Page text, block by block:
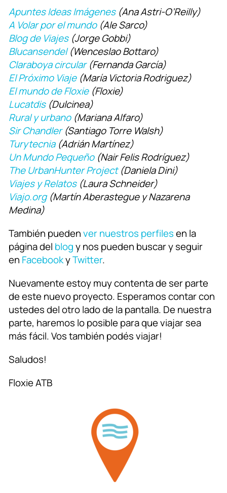
Apuntes Ideas Imágenes(Ana Astri-O’Reilly)
A Volar por el mundo(Ale Sarco)
Blog de Viajes(Jorge Gobbi)
Blucansendel(Wenceslao Bottaro)
Claraboya circular(Fernanda García)
El Próximo Viaje(María Victoria Rodriguez)
El mundo de Floxie(Floxie)
Lucatdis(Dulcinea)
Rural y urbano(Mariana Alfaro)
Sir Chandler(Santiago Torre Walsh)
Turytecnia(Adrián Martínez)
Un Mundo Pequeño(Nair Felis Rodríguez)
The UrbanHunter Project(Daniela Dini)
Viajes y Relatos(Laura Schneider)
Viajo.org(Martín Aberastegue y Nazarena
Medina)
También puedenver nuestros perfilesen la
página del blogy nos pueden buscar y seguir
en FacebookyTwitter.
Nuevamente estoy muy contenta de ser parte
de este nuevo proyecto. Esperamos contar con
ustedes del otro lado de la pantalla. De nuestra
parte, haremos lo posible para que viajar sea
más fácil. Vos también podés viajar!
Saludos!
Floxie ATB